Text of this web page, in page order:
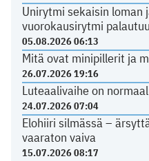
Unirytmi sekaisin loman
vuorokausirytmi palautuu
05.08.2026 06:13
Mitä ovat minipillerit ja
26.07.2026 19:16
Luteaalivaihe on
24.07.2026 07:04
Elohiiri silmässä –
vaaraton vaiva
15.07.2026 08:17